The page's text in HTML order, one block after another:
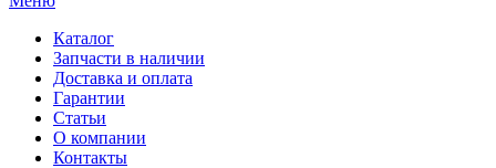
Каталог
Запчасти в наличии
Доставка и оплата
Гарантии
Статьи
О компании
Контакты